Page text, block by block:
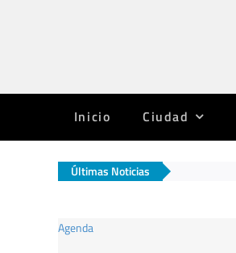
Inicio Ciudad
Últimas Noticias
Agenda